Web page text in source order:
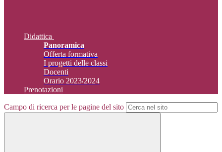
Didattica
Panoramica
Offerta formativa
I progetti delle classi
Docenti
Orario 2023/2024
Prenotazioni
Campo di ricerca per le pagine del sito